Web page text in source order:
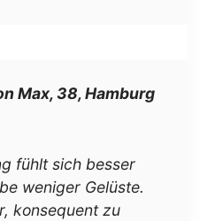
Max, 38, Hamburg
fühlt sich besser
weniger Gelüste.
konsequent zu